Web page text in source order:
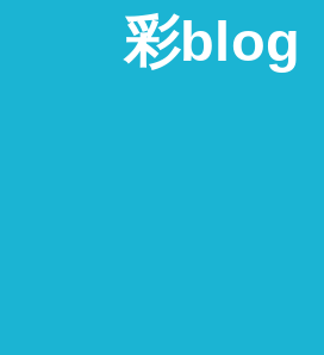
彩blog